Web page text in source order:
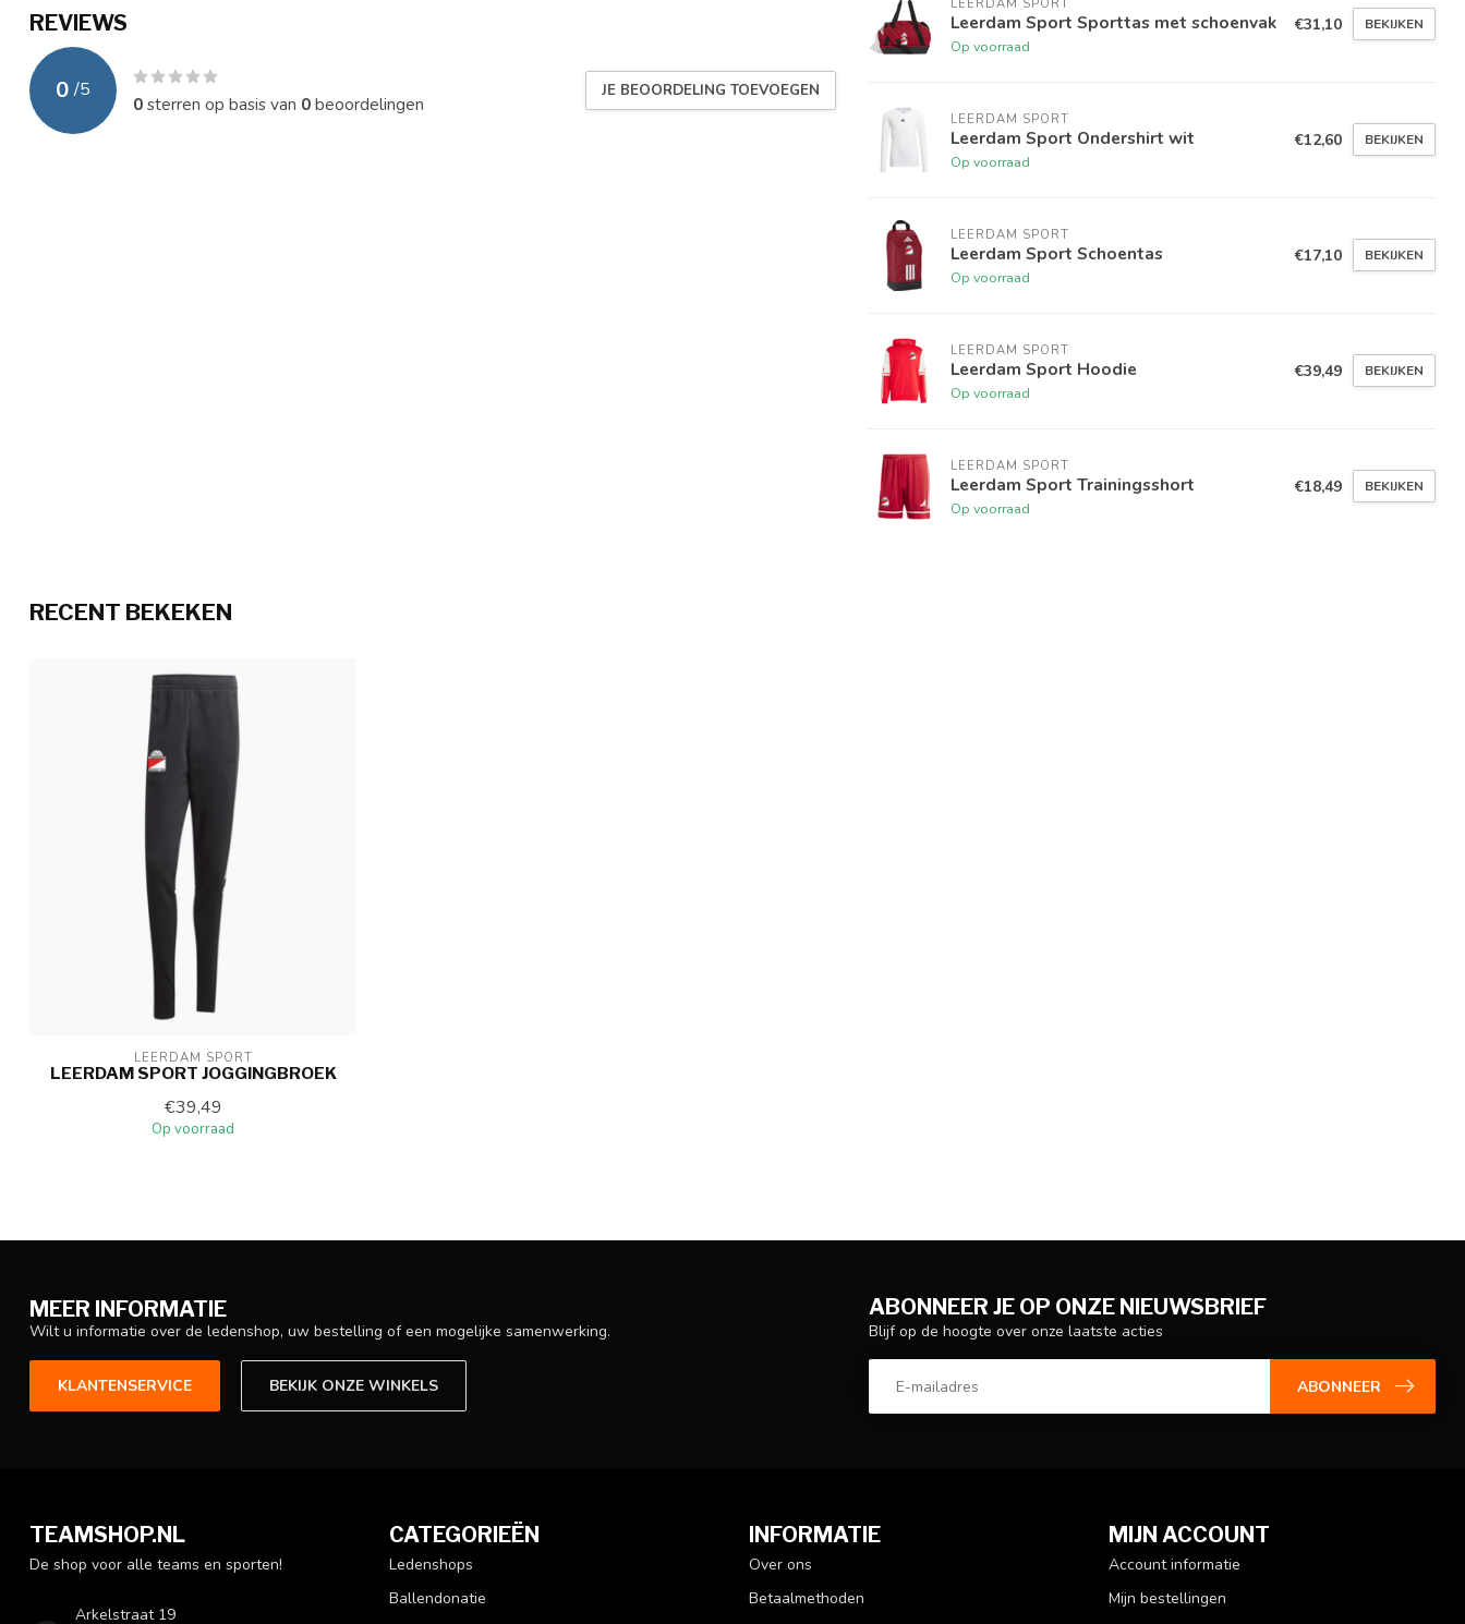
REVIEWS
0 /5
0sterren op basis van 0beoordelingen
JE BEOORDELING TOEVOEGEN
LEERDAM SPORT
Leerdam Sport Sporttas met schoenvak
Op voorraad
€31,10 BEKIJKEN
LEERDAM SPORT
Leerdam Sport Ondershirt wit
Op voorraad
€12,60 BEKIJKEN
LEERDAM SPORT
Leerdam Sport Schoentas
Op voorraad
€17,10 BEKIJKEN
LEERDAM SPORT
Leerdam Sport Hoodie
Op voorraad
€39,49 BEKIJKEN
LEERDAM SPORT
Leerdam Sport Trainingsshort
Op voorraad
€18,49 BEKIJKEN
RECENT BEKEKEN
LEERDAM SPORT
LEERDAM SPORT JOGGINGBROEK
€39,49
Op voorraad
MEER INFORMATIE
Wilt u informatie over de ledenshop, uw bestelling of een mogelijke samenwerking.
KLANTENSERVICE BEKIJK ONZE WINKELS
ABONNEER JE OP ONZE NIEUWSBRIEF
Blijf op de hoogte over onze laatste acties
ABONNEER
TEAMSHOP.NL
De shop voor alle teams en sporten!
Arkelstraat 19
CATEGORIEËN
Ledenshops
Ballendonatie
INFORMATIE
Over ons
Betaalmethoden
MIJN ACCOUNT
Account informatie
Mijn bestellingen